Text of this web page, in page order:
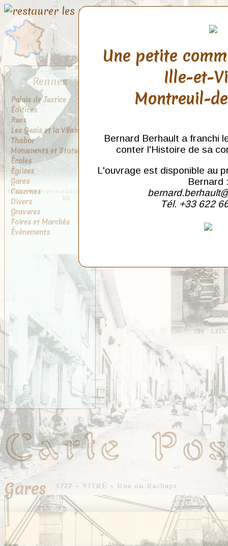
Rennes
Palais de Justice
Édifices
Rues
Les Quais et la Vilaine
Thabor
Monuments et Statues
Écoles
Églises
Gares
Casernes
Divers
Gravures
Foires et Marchés
Évènements
Gares
Une petite
Ille-et-
Montreuil-
Bernard Berhault a franchi
conter l'Histoire de sa
L'ouvrage est disponible au
Bernard
Tél. +33 622